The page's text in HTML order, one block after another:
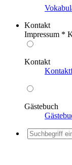
Kontakt
Impressum *
Kontakt
Gästebuch